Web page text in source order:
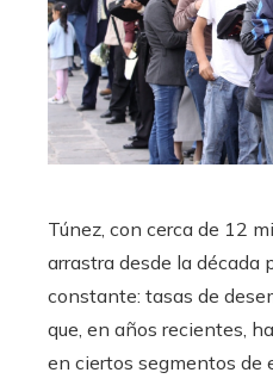
Túnez, con cerca de 12
arrastra desde la década
constante: tasas de
que, en años recientes,
en ciertos segmentos de